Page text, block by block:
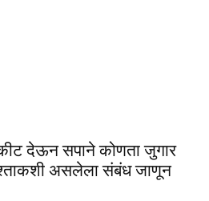
देऊन सपाने कोणता जुगार
असलेला संबंध जाणून